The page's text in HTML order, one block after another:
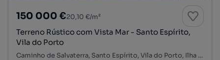
150 000 €20,10 €/m²
Terreno Rústico com Vista Mar - Santo Espírito,
Vila do Porto
Caminho de Salvaterra, Santo Espírito, Vila do Porto, Ilha de Santa Maria